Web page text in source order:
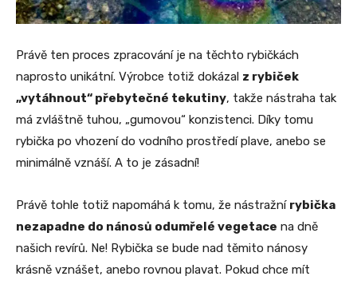
Právě ten proces zpracování je na těchto rybičkách
naprosto unikátní. Výrobce totiž dokázal z rybiček
„vytáhnout“ přebytečné tekutiny, takže nástraha tak
má zvláštně tuhou, „gumovou“ konzistenci. Díky tomu
rybička po vhození do vodního prostředí plave, anebo se
minimálně vznáší. A to je zásadní!
Právě tohle totiž napomáhá k tomu, že nástražní rybička
nezapadne do nánosů odumřelé vegetace na dně
našich revírů. Ne! Rybička se bude nad těmito nánosy
krásně vznášet, anebo rovnou plavat. Pokud chce mít